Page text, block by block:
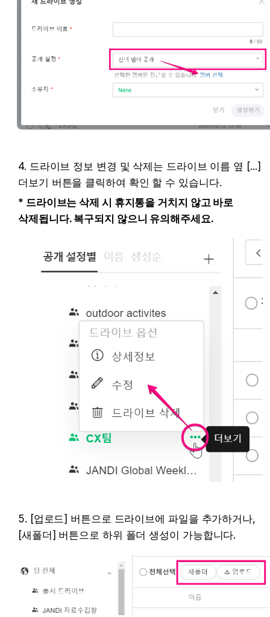
4. 드라이브 정보 변경 및 삭제는 드라이브 이름 옆 [...]
더보기 버튼을 클릭하여 확인 할 수 있습니다.
* 드라이브는 삭제 시 휴지통을 거치지 않고 바로
삭제됩니다. 복구되지 않으니 유의해주세요.
5. [업로드] 버튼으로 드라이브에 파일을 추가하거나,
[새폴더] 버튼으로 하위 폴더 생성이 가능합니다.